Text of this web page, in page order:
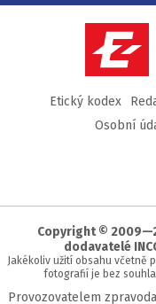
Etický kodex
Osobní
Copyright ©
dodavatelé
Jakékoliv užití obsahu včetně
fotografií je bez
Provozovatelem